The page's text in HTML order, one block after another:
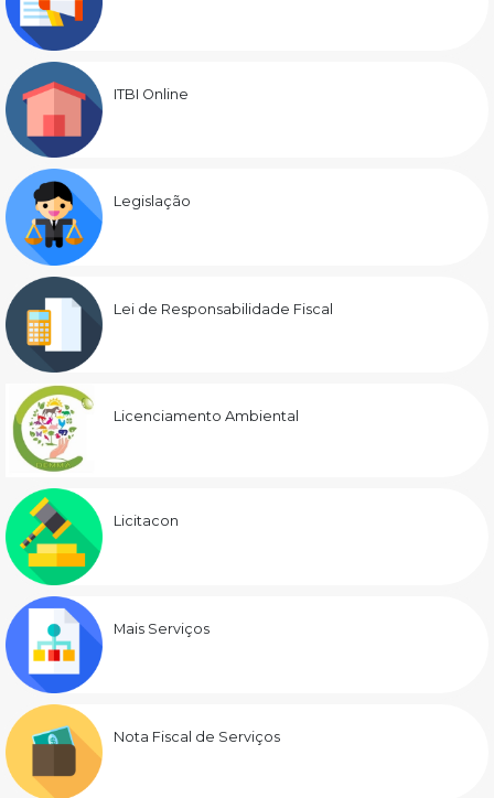
ITBI Online
Legislação
Lei de Responsabilidade Fiscal
Licenciamento Ambiental
Licitacon
Mais Serviços
Nota Fiscal de Serviços